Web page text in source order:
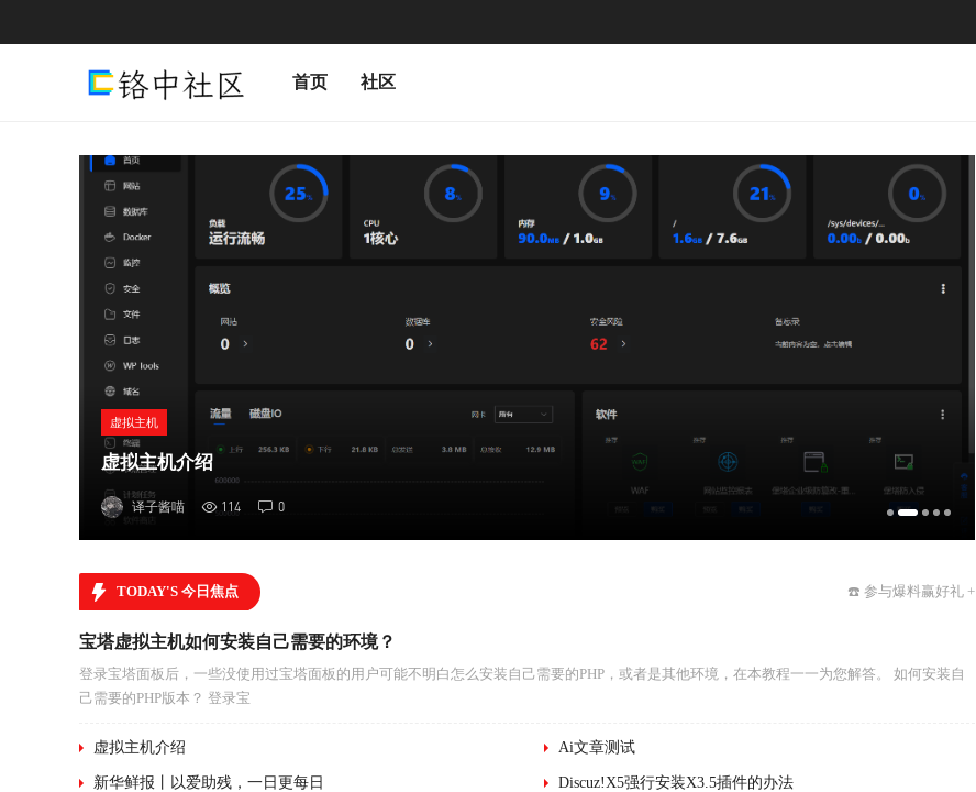
首页 社区
虚拟主机
虚拟主机介绍
译子酱喵 114 0
TODAY'S 今日焦点 ☎️ 参与爆料赢好礼 +
宝塔虚拟主机如何安装自己需要的环境？
登录宝塔面板后，一些没使用过宝塔面板的用户可能不明白怎么安装自己需要的PHP，或者是其他环境，在本教程一一为您解答。 如何安装自
己需要的PHP版本？ 登录宝
虚拟主机介绍 Ai文章测试
新华鲜报丨以爱助残，一日更每日 Discuz!X5强行安装X3.5插件的办法